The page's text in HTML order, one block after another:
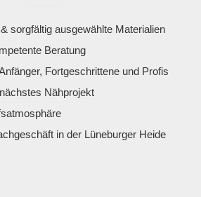
sorgfältig ausgewählte Materialien
Beratung
Fortgeschrittene und Profis
Nähprojekt
in der Lüneburger Heide